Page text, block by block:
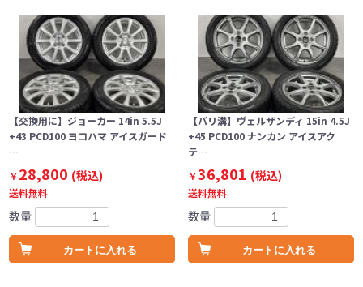
【交換用に】ジョーカー 14in 5.5J
+43 PCD100 ヨコハマ アイスガード
…
￥28,800 (税込)
送料無料
数量
カートに入れる
【バリ溝】ヴェルザンディ 15in 4.5J
+45 PCD100 ナンカン アイスアク
テ…
￥36,801 (税込)
送料無料
数量
カートに入れる